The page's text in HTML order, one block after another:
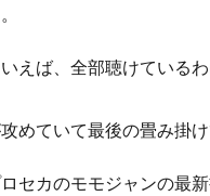
えば、全部聴けている
めていて最後の畳み掛け
セカのモモジャンの最